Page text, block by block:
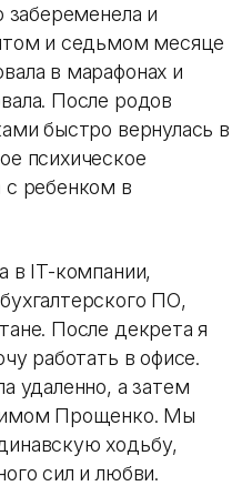
забеременела и
и седьмом месяце
в марафонах и
После родов
быстро вернулась в
психическое
с ребенком в
в IT-компании,
ПО,
После декрета я
работать в офисе.
удаленно, а затем
Прощенко. Мы
ходьбу,
сил и любви.